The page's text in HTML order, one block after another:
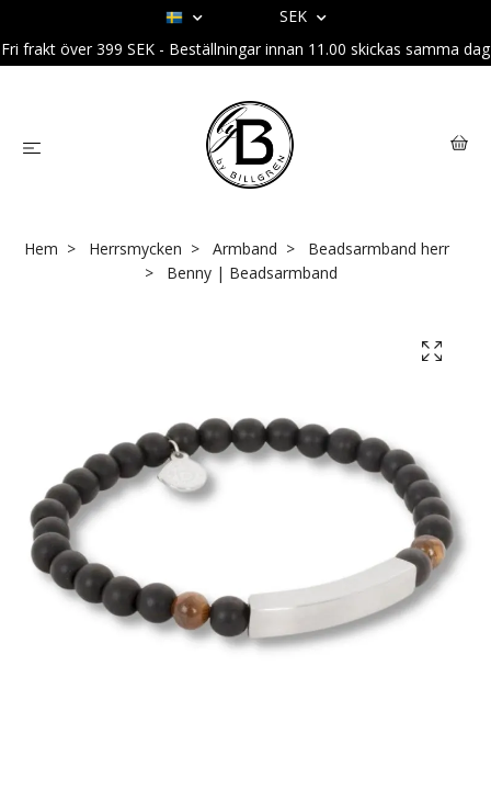
SEK
Fri frakt över 399 SEK - Beställningar innan 11.00 skickas samma dag
Hem Herrsmycken Armband
Beadsarmband herr
Benny | Beadsarmband